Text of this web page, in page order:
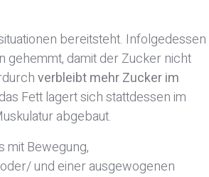
bereitsteht. Infolgedessen
gehemmt, damit der Zucker nicht
verbleibt mehr Zucker im
Fett lagert sich stattdessen im
abgebaut.
mit Bewegung,
und einer ausgewogenen